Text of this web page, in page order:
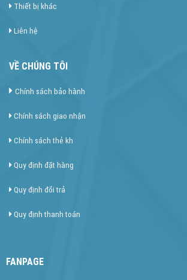
Thiết bị khác
Liên hệ
VỀ CHÚNG TÔI
Chính sách bảo hành
Chính sách giao nhận
Chính sách thẻ kh
Quy định đặt hàng
Quy định đổi trả
Quy định thanh toán
FANPAGE